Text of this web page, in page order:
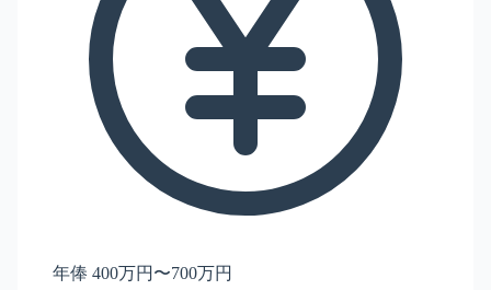
年俸 400万円〜700万円